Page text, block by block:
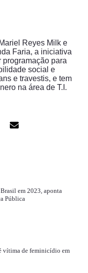
Reyes Milk e
Faria, a iniciativa
para
social e
e travestis, e tem
na área de T.I.
em 2023, aponta
Pública
vítima de feminicídio em